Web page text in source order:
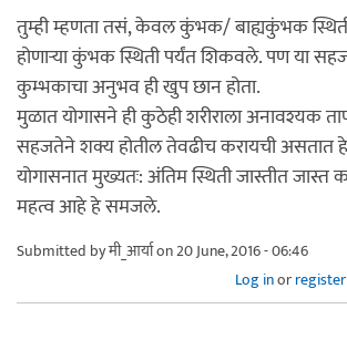
तुम्ही म्हणता तसं, केवल कुंभक/ बाह्यकुंभक
होणाऱ्या कुंभक स्थिती पर्यंत शिकवले. पण या
कुम्भकाचा अनुभव ही खुप छान होता.
मुळात योगासने ही कुठेही शरीराला अनावश्यक
सहजतेने शक्य होतील तेवढीच करायची
योगासनात मुख्यतः: अंतिम स्थिती जास्तीत
महत्व आहे हे समजले.
Submitted byमी_आर्याon 20 June, 2016 - 06:46
Log inorregister